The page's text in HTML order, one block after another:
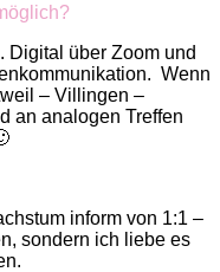
Digital über Zoom und
Wenn
– Villingen –
an analogen Treffen
inform von 1:1 –
sondern ich liebe es